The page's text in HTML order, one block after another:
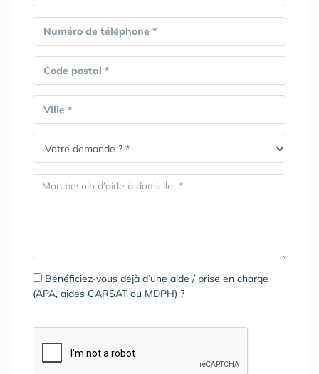
Numéro de téléphone *
Code postal *
Ville *
Bénéficiez-vous déjà d’une aide / prise en charge
(APA, aides CARSAT ou MDPH) ?